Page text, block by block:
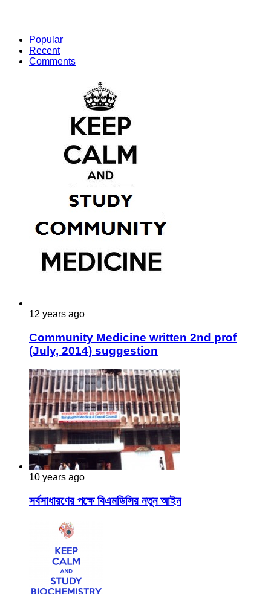
Popular
Recent
Comments
12 years ago
Community Medicine written 2nd prof
(July, 2014) suggestion
10 years ago
সর্বসাধারণের পক্ষে বিএমডিসির নতুন আইন